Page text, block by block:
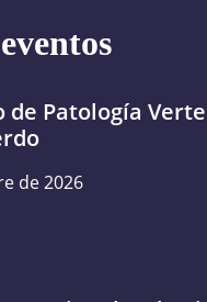
de Patología
de 2026